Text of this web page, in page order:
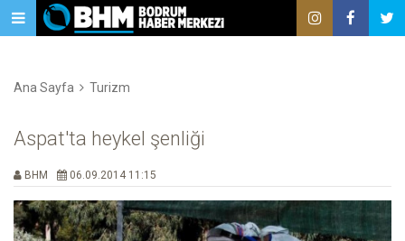
Ana Sayfa Turizm
Aspat'ta heykel şenliği
BHM 06.09.2014 11:15